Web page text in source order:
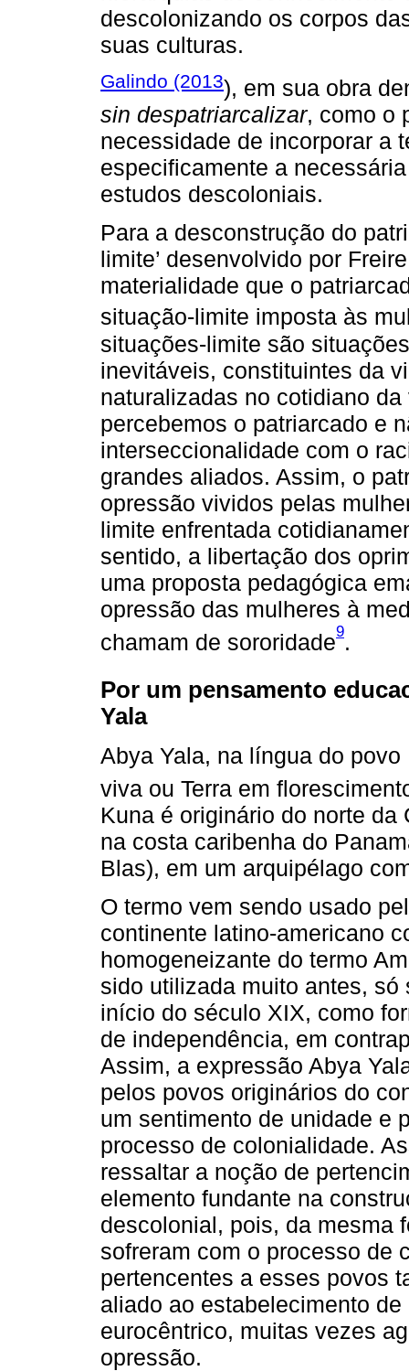
descolonizando os corpos
suas culturas.
Galindo (2013), em sua obra
sin despatriarcalizar, como o
necessidade de incorporar a
especificamente a
estudos descoloniais.
Para a desconstrução do
limite’ desenvolvido por
materialidade que o
situação-limite imposta às
situações-limite são
inevitáveis, constituintes da
naturalizadas no cotidiano
percebemos o patriarcado e
interseccionalidade com o
grandes aliados. Assim, o
opressão vividos pelas
limite enfrentada
sentido, a libertação dos
uma proposta pedagógica
opressão das mulheres à
chamam de sororidade9.
Por um pensamento
Yala
Abya Yala, na língua do
viva ou Terra em
Kuna é originário do norte
na costa caribenha do
Blas), em um arquipélago
O termo vem sendo usado
continente latino-americano
homogeneizante do termo
sido utilizada muito antes,
início do século XIX, como
de independência, em
Assim, a expressão Abya
pelos povos originários do
um sentimento de unidade e
processo de colonialidade.
ressaltar a noção de
elemento fundante na
descolonial, pois, da mesma
sofreram com o processo de
pertencentes a esses povos
aliado ao estabelecimento
eurocêntrico, muitas vezes
opressão.